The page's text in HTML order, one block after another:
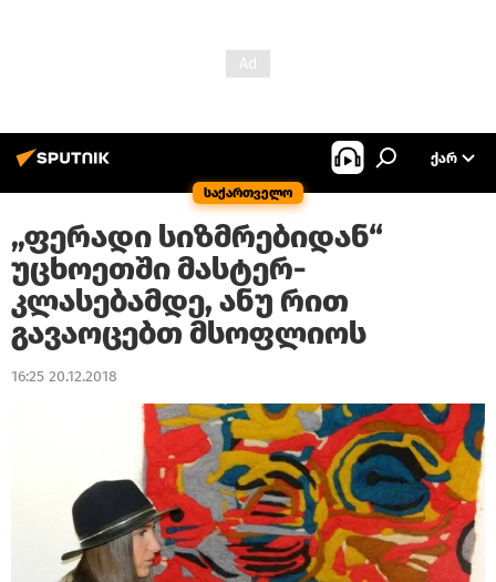
საქართველო
ᲥᲐᲠ
„ფერადი სიზმრებიდან“
უცხოეთში მასტერ-
კლასებამდე, ანუ რით
გავაოცებთ მსოფლიოს
16:25 20.12.2018